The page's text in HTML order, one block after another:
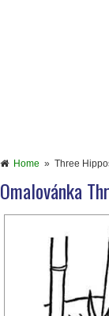
Home » Three
Omalovánka